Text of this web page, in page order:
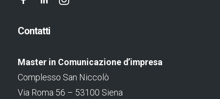
Contatti
Master in Comunicazione d’impresa
Complesso San Niccolò
Via Roma 56 – 53100 Siena